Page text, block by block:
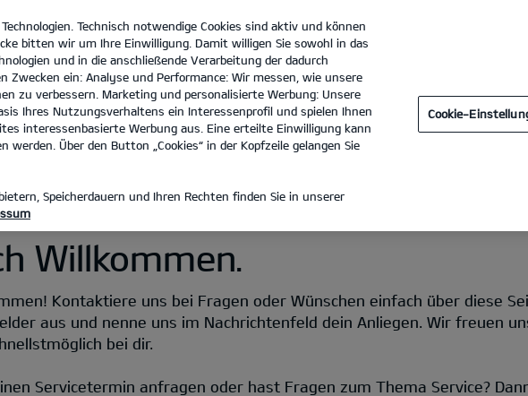
Autohaus Stamm GmbH Tel. :
Willkommen.
Kontaktiere uns bei Fragen oder Wünschen einfach über diese
aus und nenne uns im Nachrichtenfeld dein Anliegen. Wir freuen
bei dir.
Servicetermin anfragen oder hast Fragen zum Thema Service?
Technisch notwendige Cookies sind aktiv und können
bitten wir um Ihre Einwilligung. Damit willigen Sie sowohl in das
und in die anschließende Verarbeitung der dadurch
Zwecken ein: Analyse und Performance: Wir messen, wie unsere
zu verbessern. Marketing und personalisierte Werbung: Unsere
Ihres Nutzungsverhaltens ein Interessenprofil und spielen Ihnen
interessenbasierte Werbung aus. Eine erteilte Einwilligung kann
Über den Button „Cookies“ in der Kopfzeile gelangen Sie
Speicherdauern und Ihren Rechten finden Sie in unserer
Cookie-